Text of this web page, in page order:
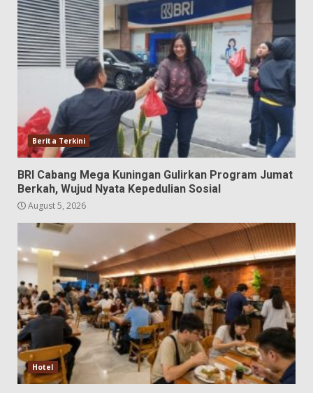
Berita Terkini
BRI Cabang Mega Kuningan Gulirkan Program Jumat
Berkah, Wujud Nyata Kepedulian Sosial
August 5, 2026
Hotel